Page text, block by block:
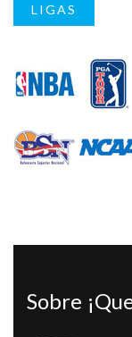
LIGAS
Sobre